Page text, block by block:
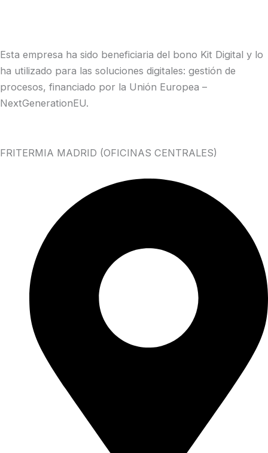
Esta empresa ha sido beneficiaria del bono Kit Digital y lo
ha utilizado para las soluciones digitales: gestión de
procesos, financiado por la Unión Europea –
NextGenerationEU.
FRITERMIA MADRID (OFICINAS CENTRALES)